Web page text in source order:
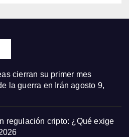
cierran su primer mes
la guerra en Irán agosto 9,
regulación cripto: ¿Qué exige